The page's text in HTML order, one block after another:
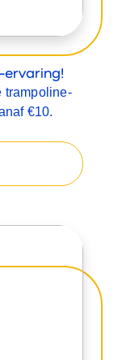
ervaring!
trampoline-
€10.